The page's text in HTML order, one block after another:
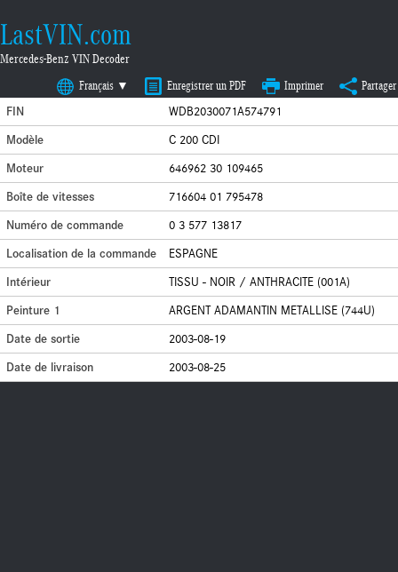
LastVIN.com
Mercedes-Benz VIN Decoder
Français ▼ Enregistrer un PDF Imprimer Partager
FIN
WDB2030071A574791
Modèle
C 200 CDI
Moteur
646962 30 109465
Boîte de vitesses
716604 01 795478
Numéro de commande
0 3 577 13817
Localisation de la commande
ESPAGNE
Intérieur
TISSU - NOIR / ANTHRACITE (001A)
Peinture 1
ARGENT ADAMANTIN METALLISE (744U)
Date de sortie
2003-08-19
Date de livraison
2003-08-25